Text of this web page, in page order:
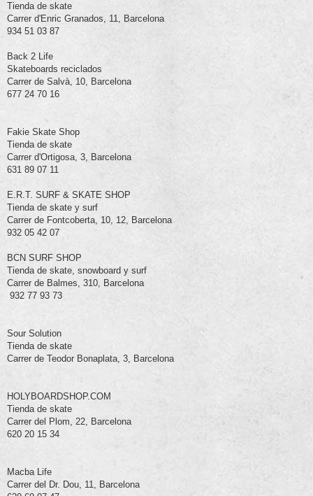
Tienda de skate
Carrer d'Enric Granados, 11, Barcelona
934 51 03 87
Back 2 Life
Skateboards reciclados
Carrer de Salvà, 10, Barcelona
677 24 70 16
Fakie Skate Shop
Tienda de skate
Carrer d'Ortigosa, 3, Barcelona
631 89 07 11
E.R.T. SURF & SKATE SHOP
Tienda de skate y surf
Carrer de Fontcoberta, 10, 12, Barcelona
932 05 42 07
BCN SURF SHOP
Tienda de skate, snowboard y surf
Carrer de Balmes, 310, Barcelona
932 77 93 73
Sour Solution
Tienda de skate
Carrer de Teodor Bonaplata, 3, Barcelona
HOLYBOARDSHOP.COM
Tienda de skate
Carrer del Plom, 22, Barcelona
620 20 15 34
Macba Life
Carrer del Dr. Dou, 11, Barcelona